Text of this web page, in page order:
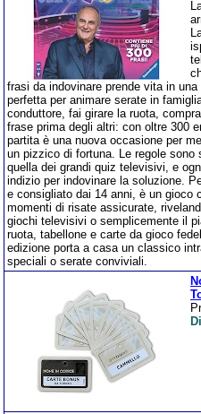
frasi da indovinare prende vita in
perfetta per animare serate in
conduttore, fai girare la ruota,
frase prima degli altri: con oltre 300
partita è una nuova occasione per
un pizzico di fortuna. Le regole sono
quella dei grandi quiz televisivi, e
indizio per indovinare la soluzione.
e consigliato dai 14 anni, è un gioco
momenti di risate assicurate,
giochi televisivi o semplicemente il
ruota, tabellone e carte da gioco
edizione porta a casa un classico
speciali o serate conviviali.